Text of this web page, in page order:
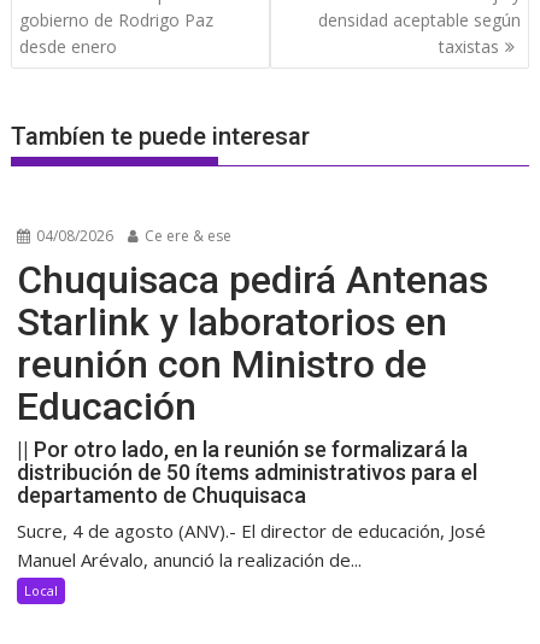
gobierno de Rodrigo Paz
desde enero
densidad aceptable según
taxistas
Tambíen te puede interesar
04/08/2026 Ce ere & ese
Chuquisaca pedirá Antenas
Starlink y laboratorios en
reunión con Ministro de
Educación
|| Por otro lado, en la reunión se formalizará la
distribución de 50 ítems administrativos para el
departamento de Chuquisaca
Sucre, 4 de agosto (ANV).- El director de educación, José
Manuel Arévalo, anunció la realización de...
Local